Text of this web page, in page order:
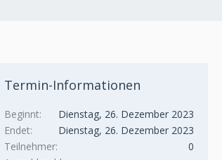
Termin-Informationen
Beginnt
Dienstag, 26. Dezember 2023
Endet
Dienstag, 26. Dezember 2023
Teilnehmer
0